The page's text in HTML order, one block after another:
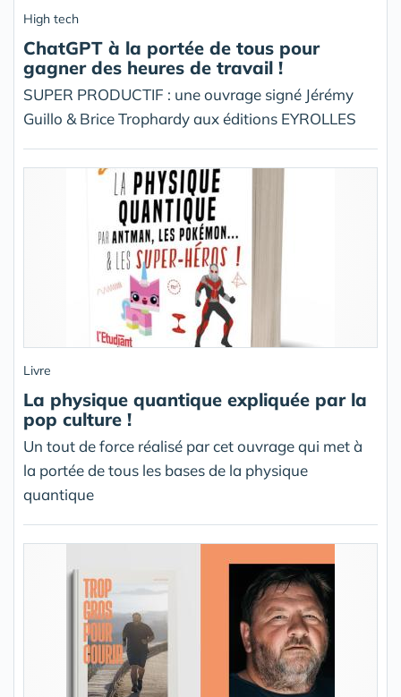
High tech
ChatGPT à la portée de tous pour
gagner des heures de travail !
SUPER PRODUCTIF : une ouvrage signé Jérémy
Guillo & Brice Trophardy aux éditions EYROLLES
Livre
La physique quantique expliquée par la
pop culture !
Un tout de force réalisé par cet ouvrage qui met à
la portée de tous les bases de la physique
quantique